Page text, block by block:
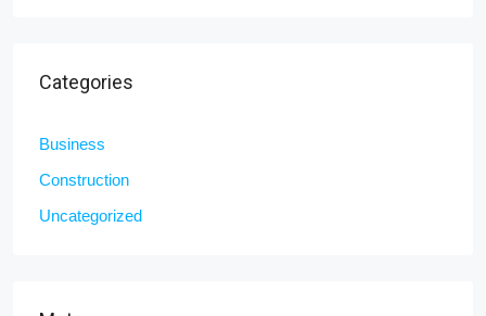
Categories
Business
Construction
Uncategorized